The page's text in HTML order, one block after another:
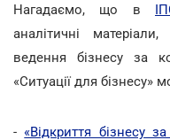
Нагадаємо, що в
аналітичні
ведення бізнесу за
«Ситуації для бізнесу»
- «Відкриття бізнесу